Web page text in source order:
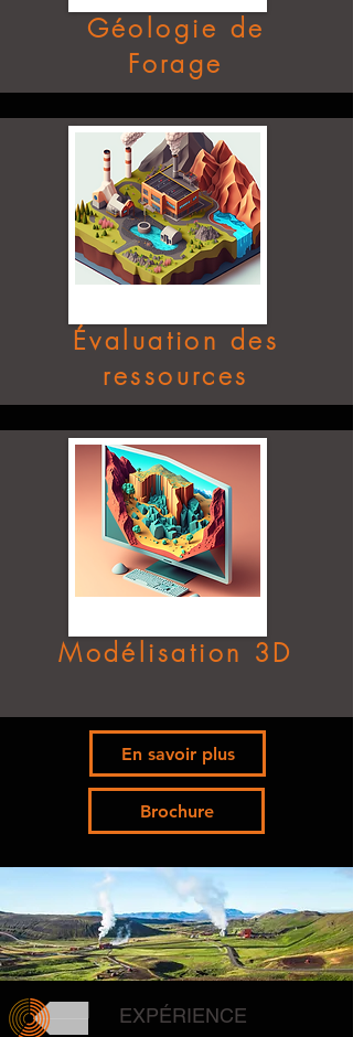
Géologie de
Forage
Évaluation des
ressources
Modélisation 3D
En savoir plus
Brochure
EXPÉRIENCE